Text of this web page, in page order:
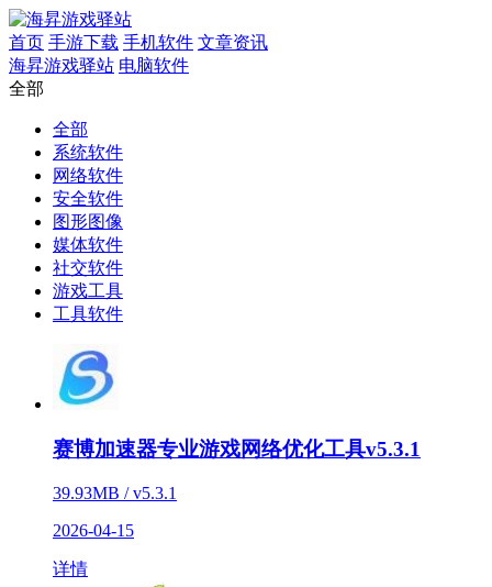
首页 手游下载 手机软件 文章资讯
海昇游戏驿站 电脑软件
全部
全部
系统软件
网络软件
安全软件
图形图像
媒体软件
社交软件
游戏工具
工具软件
赛博加速器专业游戏网络优化工具v5.3.1
39.93MB / v5.3.1
2026-04-15
详情